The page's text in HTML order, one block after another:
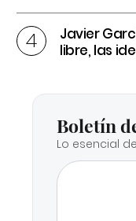
Javier
libre, las
Boletín
Lo esencial